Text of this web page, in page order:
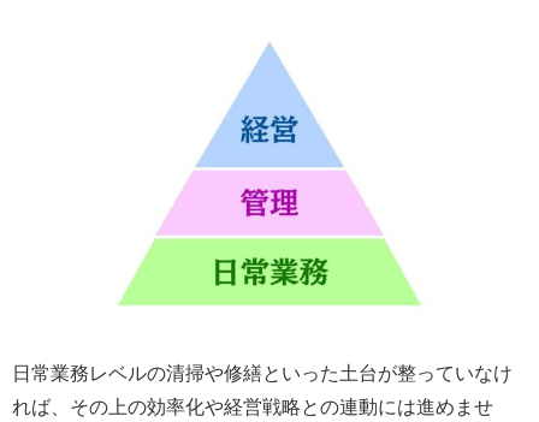
日常業務レベルの清掃や修繕といった土台が整っていなけ
れば、その上の効率化や経営戦略との連動には進めませ